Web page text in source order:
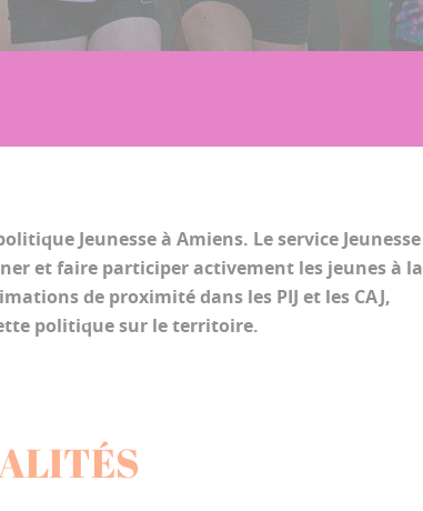
Jeunesse à Amiens. Le service Jeunesse
et faire participer activement les jeunes à la
de proximité dans les PIJ et les CAJ,
politique sur le territoire.